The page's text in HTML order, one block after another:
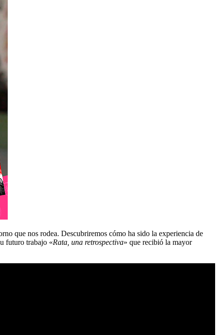
que nos rodea. Descubriremos cómo ha sido la experiencia de
futuro trabajo «Rata, una retrospectiva» que recibió la mayor